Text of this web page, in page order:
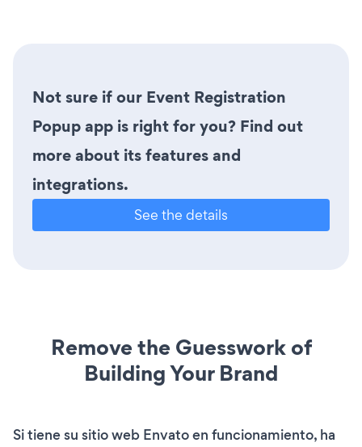
Not sure if our Event Registration
Popup app is right for you? Find out
more about its features and
integrations.
See the details
Remove the Guesswork of
Building Your Brand
Si tiene su sitio web Envato en funcionamiento, ha